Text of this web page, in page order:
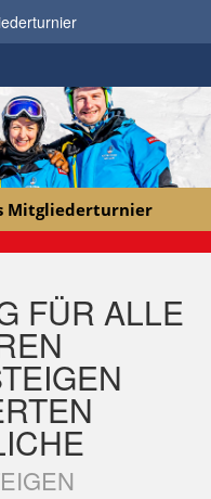
Mitgliederturnier
FÜR ALLE